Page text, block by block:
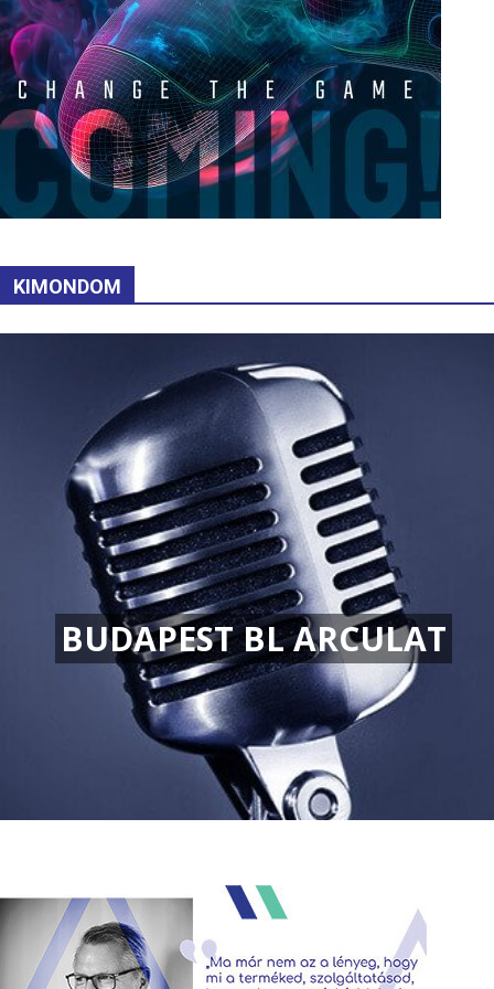
KIMONDOM
BUDAPEST BL ARCULAT